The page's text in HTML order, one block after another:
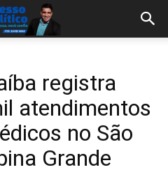
registra
atendimentos
no São
Grande